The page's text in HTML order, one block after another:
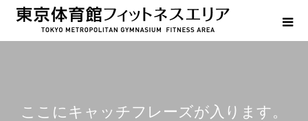
ここにキャッチフレーズが入ります。